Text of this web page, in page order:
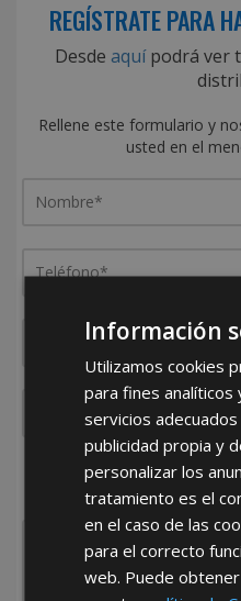
REGÍSTRATE PARA
Desde aquípodrá ver
Rellene este formulario y
usted en el
¿De dónde
España
Información
Utilizamos cookies
para fines analíticos
servicios
publicidad propia y
personalizar los
tratamiento es el
en el caso de las
para el correcto
web. Puede